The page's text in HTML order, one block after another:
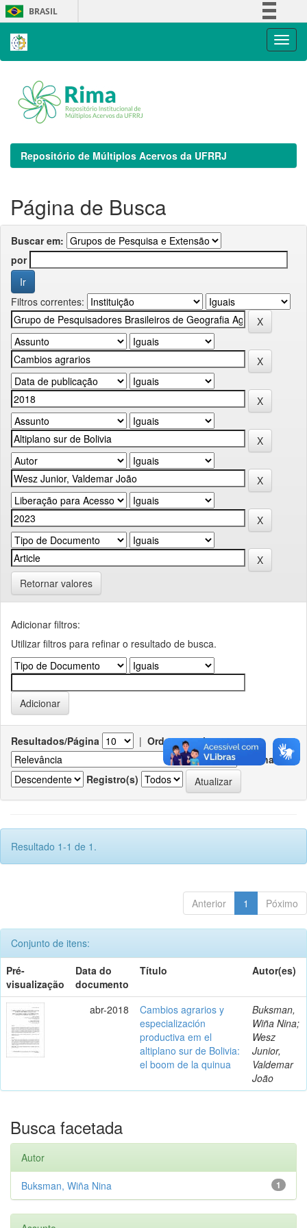
Skip
navigation
BRASIL
Repositório de Múltiplos Acervos da UFRRJ
Página de Busca
Buscar em:
por
Filtros correntes:
Retornar valores
Adicionar filtros:
Utilizar filtros para refinar o resultado de busca.
Resultados/Página | Ordenar registros por
Ordenar
Registro(s)
Resultado 1-1 de 1.
Anterior 1 Póximo
Conjunto de itens:
Pré-
visualização
Data do
documento
Título Autor(es)
abr-2018
Cambios agrarios y
especialización
productiva em el
altiplano sur de Bolivia:
el boom de la quinua
Buksman,
Wiña Nina;
Wesz
Junior,
Valdemar
João
Busca facetada
Autor
1
Buksman, Wiña Nina